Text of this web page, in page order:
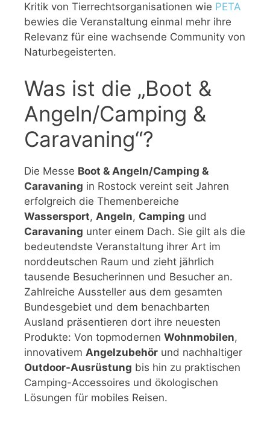
Kritik von Tierrechtsorganisationen wie PETA
bewies die Veranstaltung einmal mehr ihre
Relevanz für eine wachsende Community von
Naturbegeisterten.
Was ist die „Boot &
Angeln/Camping &
Caravaning“?
Die Messe Boot & Angeln/Camping &
Caravaning in Rostock vereint seit Jahren
erfolgreich die Themenbereiche
Wassersport, Angeln, Camping und
Caravaning unter einem Dach. Sie gilt als die
bedeutendste Veranstaltung ihrer Art im
norddeutschen Raum und zieht jährlich
tausende Besucherinnen und Besucher an.
Zahlreiche Aussteller aus dem gesamten
Bundesgebiet und dem benachbarten
Ausland präsentieren dort ihre neuesten
Produkte: Von topmodernen Wohnmobilen,
innovativem Angelzubehör und nachhaltiger
Outdoor-Ausrüstung bis hin zu praktischen
Camping-Accessoires und ökologischen
Lösungen für mobiles Reisen.